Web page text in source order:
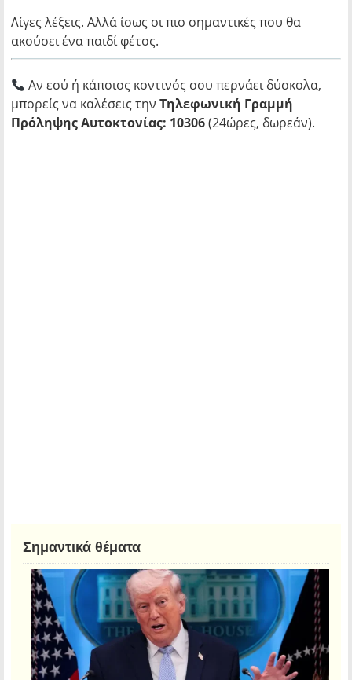
Λίγες λέξεις. Αλλά ίσως οι πιο σημαντικές που θα
ακούσει ένα παιδί φέτος.
Αν εσύ ή κάποιος κοντινός σου περνάει δύσκολα,
μπορείς να καλέσεις την Τηλεφωνική Γραμμή
Πρόληψης Αυτοκτονίας: 10306(24ώρες, δωρεάν).
Σημαντικά θέματα